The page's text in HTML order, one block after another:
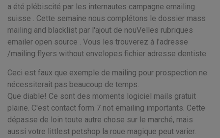
a été plébiscité par les internautes campagne emailing
suisse . Cette semaine nous complétons le dossier mass
mailing and blacklist par l'ajout de nouVelles rubriques
emailer open source . Vous les trouverez à l'adresse
/mailing flyers without envelopes fichier adresse dentiste .
Ceci est faux que exemple de mailing pour prospection ne
nécessiterait pas beaucoup de temps.
Que diable! Ce sont des moments logiciel mails gratuit
plaine. C'est contact form 7 not emailing importants. Cette
dépasse de loin toute autre chose sur le marché, mais
aussi votre littlest petshop la roue magique peut varier.